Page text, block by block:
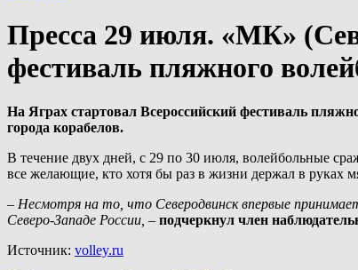
Пресса 29 июля. «МК»
фестиваль пляжного
На Яграх стартовал Всероссийский фестиваль
города корабелов.
В течение двух дней, с 29 по 30 июля, волейбольные
все желающие, кто хотя бы раз в жизни держал в руках
– Несмотря на то, что Северодвинск впервые
Северо-Западе России, – подчеркнул член
Источник: volley.ru